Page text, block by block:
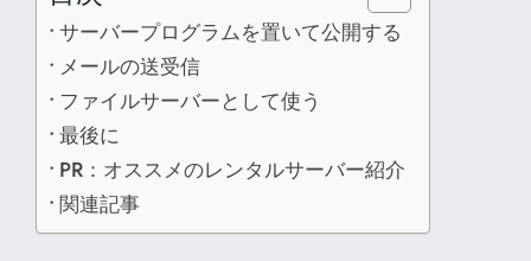
サーバープログラムを置いて公開する
メールの送受信
ファイルサーバーとして使う
最後に
PR：オススメのレンタルサーバー紹介
関連記事